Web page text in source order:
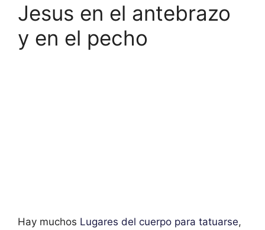
Jesus en el antebrazo
y en el pecho
Hay muchos Lugares del cuerpo para tatuarse,